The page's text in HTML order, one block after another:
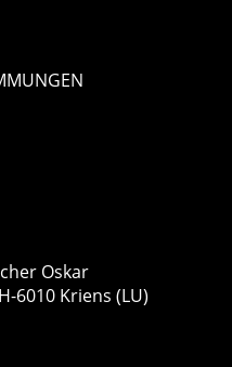
Oskar
6010 Kriens (LU)